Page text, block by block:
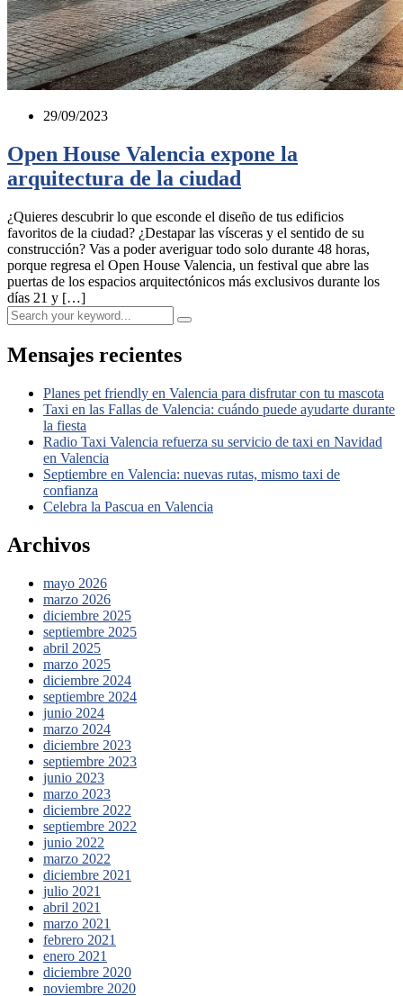
29/09/2023
Open House Valencia expone la
arquitectura de la ciudad
¿Quieres descubrir lo que esconde el diseño de tus edificios
favoritos de la ciudad? ¿Destapar las vísceras y el sentido de su
construcción? Vas a poder averiguar todo solo durante 48 horas,
porque regresa el Open House Valencia, un festival que abre las
puertas de los espacios arquitectónicos más exclusivos durante los
días 21 y […]
Mensajes recientes
Planes pet friendly en Valencia para disfrutar con tu mascota
Taxi en las Fallas de Valencia: cuándo puede ayudarte durante
la fiesta
Radio Taxi Valencia refuerza su servicio de taxi en Navidad
en Valencia
Septiembre en Valencia: nuevas rutas, mismo taxi de
confianza
Celebra la Pascua en Valencia
Archivos
mayo 2026
marzo 2026
diciembre 2025
septiembre 2025
abril 2025
marzo 2025
diciembre 2024
septiembre 2024
junio 2024
marzo 2024
diciembre 2023
septiembre 2023
junio 2023
marzo 2023
diciembre 2022
septiembre 2022
junio 2022
marzo 2022
diciembre 2021
julio 2021
abril 2021
marzo 2021
febrero 2021
enero 2021
diciembre 2020
noviembre 2020